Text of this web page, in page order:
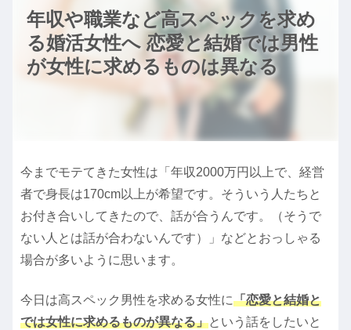
年収や職業など高スペックを求め
る婚活女性へ 恋愛と結婚では男性
が女性に求めるものは異なる
今までモテてきた女性は「年収2000万円以上で、経営
者で身長は170cm以上が希望です。そういう人たちと
お付き合いしてきたので、話が合うんです。（そうで
ない人とは話が合わないんです）」などとおっしゃる
場合が多いように思います。
今日は高スペック男性を求める女性に「恋愛と結婚と
では女性に求めるものが異なる」という話をしたいと